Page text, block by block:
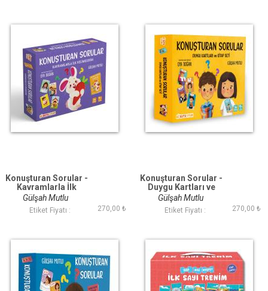
Konuşturan Sorular -
Kavramlarla İlk
Kelimelerim Seti
Gülşah Mutlu
Etiket Fiyatı : 270,00 ₺
Konuşturan Sorular -
Duygu Kartları ve
Kitap Seti
Gülşah Mutlu
Etiket Fiyatı : 270,00 ₺